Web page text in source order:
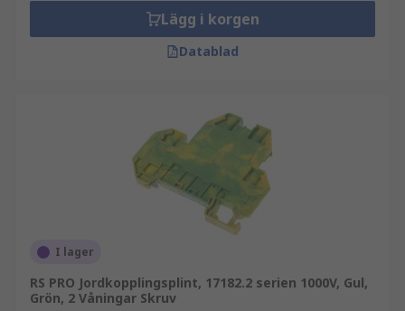
Lägg i korgen
Datablad
I lager
RS PRO Jordkopplingsplint, 17182.2 serien 1000V, Gul,
Grön, 2 Våningar Skruv